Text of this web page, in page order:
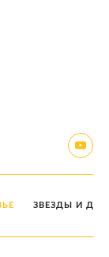
ЗВЕЗДЫ И